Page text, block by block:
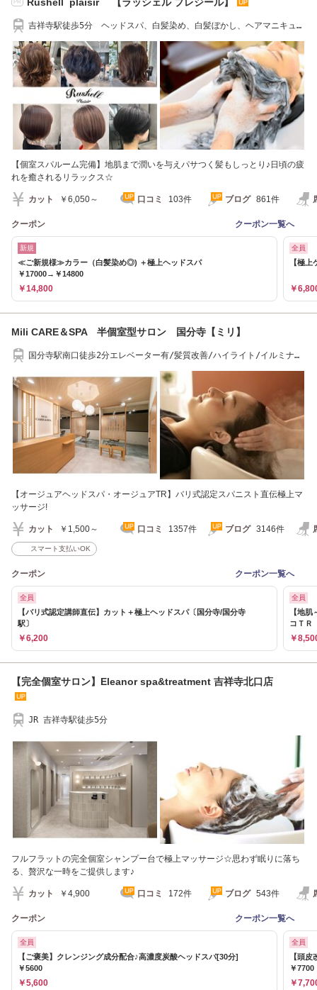
PR
吉祥寺駅徒歩5分 ヘッドスパ、白髪染め、白髪ぼかし、ヘアマニキュア
【個室スパルーム完備】地肌まで潤いを与えパサつく髪もしっとり♪日頃の疲
れを癒されるリラックス☆
カット ￥6,050～ 口コミ 103件 ブログ 861件
クーポン クーポン一覧へ
新規
≪ご新規様≫カラー（白髪染め◎) ＋極上ヘッドスパ
￥17000→￥14800
￥14,800
全員
【極
￥
Mili CARE＆SPA 半個室型サロン 国分寺【ミリ】
国分寺駅南口徒歩2分エレベーター有/髪質改善/ハイライト/イルミナカ
【オージュアヘッドスパ・オージュアTR】バリ式認定スパニスト直伝極上マ
ッサージ!
カット ￥1,500～ 口コミ 1357件 ブログ 3146件
スマート支払いOK
クーポン クーポン一覧へ
全員
【バリ式認定講師直伝】カット＋極上ヘッドスパ〔国分寺/国分寺
駅〕
￥6,200
全員
【地
コＴＲ
￥
【完全個室サロン】Eleanor spa&treatment 吉祥寺北口店
JR 吉祥寺駅徒歩5分
フルフラットの完全個室シャンプー台で極上マッサージ☆思わず眠りに落ち
る、贅沢な一時をご提供します♪
カット ￥4,900 口コミ 172件 ブログ 543件
クーポン クーポン一覧へ
全員
【ご褒美】クレンジング成分配合♪高濃度炭酸ヘッドスパ[30分]
￥5600
￥5,600
全員
【頭
￥7700
￥